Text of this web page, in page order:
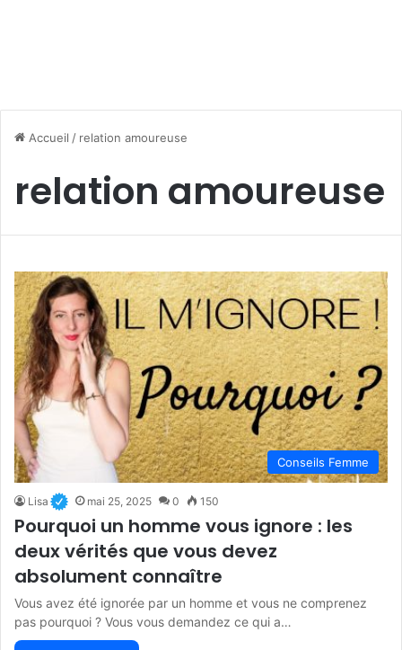
Accueil / relation amoureuse
relation amoureuse
Conseils Femme
Lisa mai 25, 2025 0 150
Pourquoi un homme vous ignore : les
deux vérités que vous devez
absolument connaître
Vous avez été ignorée par un homme et vous ne comprenez
pas pourquoi ? Vous vous demandez ce qui a…